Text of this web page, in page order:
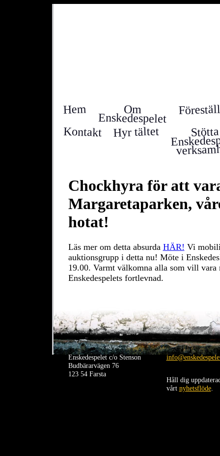
Hem Om
Enskedespelet
Kontakt Hyr tältet Stötta
Chockhyra för att
Margaretaparken,
hotat!
Läs mer om detta absurda HÄR! Vi
auktionsgrupp i detta nu! Möte i
19.00. Varmt välkomna alla som vill vara
Enskedespelets fortlevnad.
Enskedespelet c/o Stenson
Budbärarvägen 76
123 54 Farsta
Håll dig
vårt nyhetsflöde.